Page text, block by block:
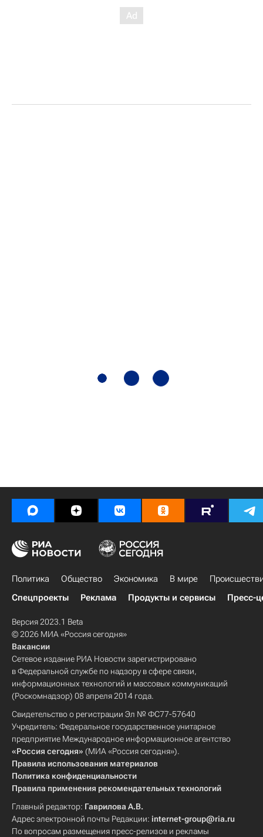
Политика Общество Экономика В мире
Спецпроекты
Реклама Продукты и сервисы Пресс-
Версия 2023.1 Beta
© 2026 МИА «Россия сегодня»
Вакансии
Сетевое издание РИА Новости зарегистрировано
в Федеральной службе по надзору в сфере связи,
информационных технологий и массовых коммуникаций
(Роскомнадзор) 08 апреля 2014 года.
Свидетельство о регистрации Эл № ФС77-57640
Учредитель: Федеральное государственное унитарное
предприятие Международное информационное агентство
«Россия сегодня» (МИА «Россия сегодня»).
Правила использования материалов
Политика конфиденциальности
Правила применения рекомендательных технологий
Главный редактор: Гаврилова А.В.
Адрес электронной почты Редакции: internet-group@ria.ru
По вопросам размещения пресс-релизов и рекламы